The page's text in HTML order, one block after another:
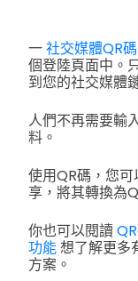
一社交媒體QR碼
個登陸頁面中。
到您的社交媒體
人們不再需要輸
料。
使用QR碼，您
享，將其轉換為
你也可以閱讀
功能想了解更多
方案。